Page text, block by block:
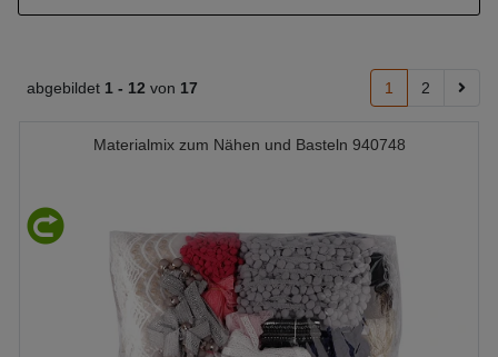
abgebildet 1 - 12 von 17 1 2
Materialmix zum Nähen und Basteln 940748